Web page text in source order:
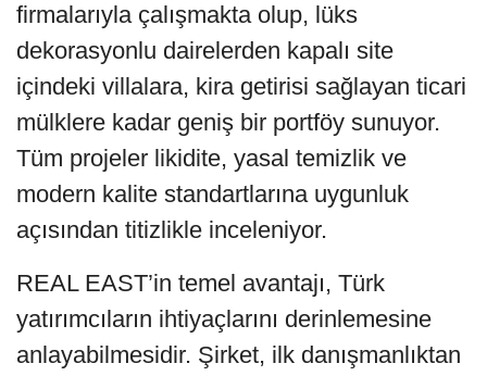
firmalarıyla çalışmakta olup, lüks
dekorasyonlu dairelerden kapalı site
içindeki villalara, kira getirisi sağlayan ticari
mülklere kadar geniş bir portföy sunuyor.
Tüm projeler likidite, yasal temizlik ve
modern kalite standartlarına uygunluk
açısından titizlikle inceleniyor.
REAL EAST’in temel avantajı, Türk
yatırımcıların ihtiyaçlarını derinlemesine
anlayabilmesidir. Şirket, ilk danışmanlıktan